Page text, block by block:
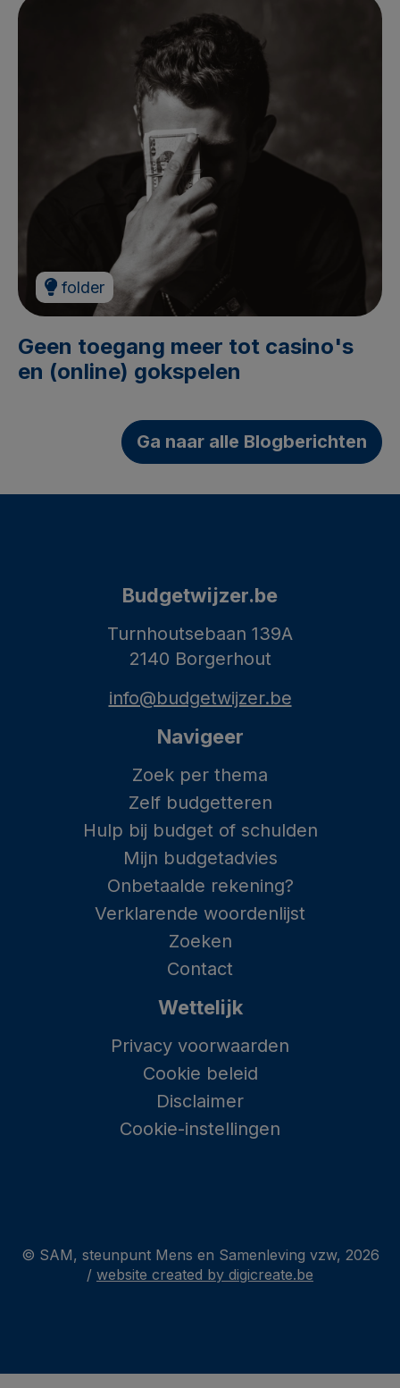
folder
Geen toegang meer tot casino's
en (online) gokspelen
Ga naar alle Blogberichten
Budgetwijzer.be
Turnhoutsebaan 139A
2140 Borgerhout
info@budgetwijzer.be
Navigeer
Zoek per thema
Zelf budgetteren
Hulp bij budget of schulden
Mijn budgetadvies
Onbetaalde rekening?
Verklarende woordenlijst
Zoeken
Contact
Wettelijk
Privacy voorwaarden
Cookie beleid
Disclaimer
Cookie-instellingen
© SAM, steunpunt Mens en Samenleving vzw, 2026
/ website created by digicreate.be